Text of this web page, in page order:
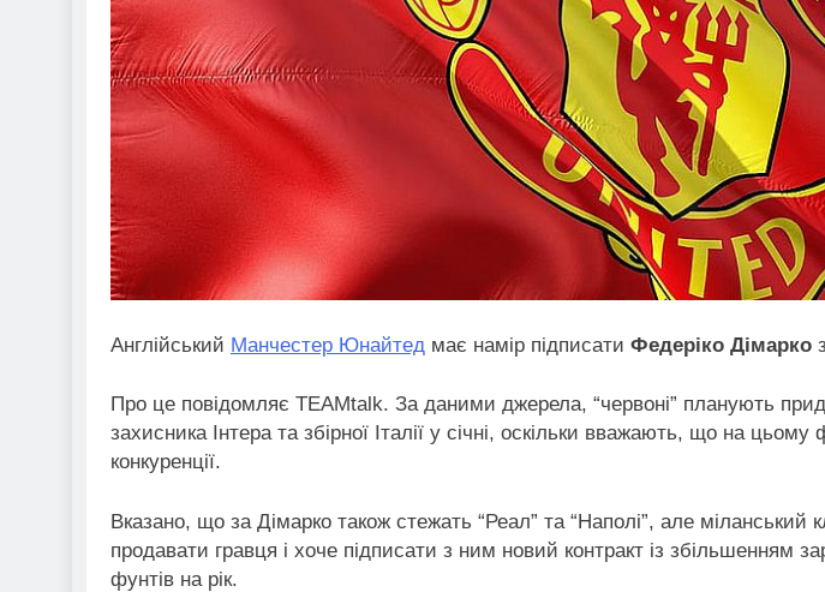
Англійський Манчестер Юнайтед має намір підписати Федеріко Дімарко
Про це повідомляє TEAMtalk. За даними джерела, “червоні” планують
захисника Інтера та збірної Італії у січні, оскільки вважають, що на цьому
конкуренції.
Вказано, що за Дімарко також стежать “Реал” та “Наполі”, але міланський
продавати гравця і хоче підписати з ним новий контракт із збільшенням
фунтів на рік.